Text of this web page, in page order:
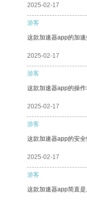
2025-02-17
游客
这款加速器app的加
2025-02-17
游客
这款加速器app的操作
2025-02-17
游客
这款加速器app的安全
2025-02-17
游客
这款加速器app简直